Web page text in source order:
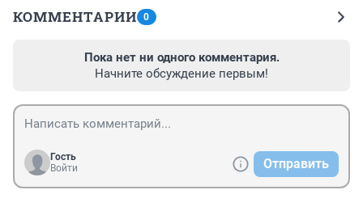
КОММЕНТАРИИ 0
Пока нет ни одного комментария.
Начните обсуждение первым!
Гость
Войти
Отправить